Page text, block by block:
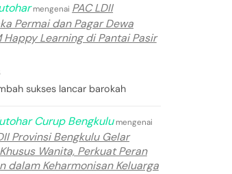
mengenai PAC LDII
Permai dan Pagar Dewa
Happy Learning di Pantai Pasir
sukses lancar barokah
Curup Bengkulumengenai
Provinsi Bengkulu Gelar
Wanita, Perkuat Peran
dalam Keharmonisan Keluarga